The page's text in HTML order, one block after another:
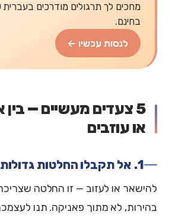
בחינם.
לנסות עכשיו ←
5 צעדים מעשיים —
או עוזבים
1. אל תקבלו החלטות גדולות עכשיו
להישאר או לעזוב — זו החלטה
בהירות, לא מתוך פאניקה. תנו